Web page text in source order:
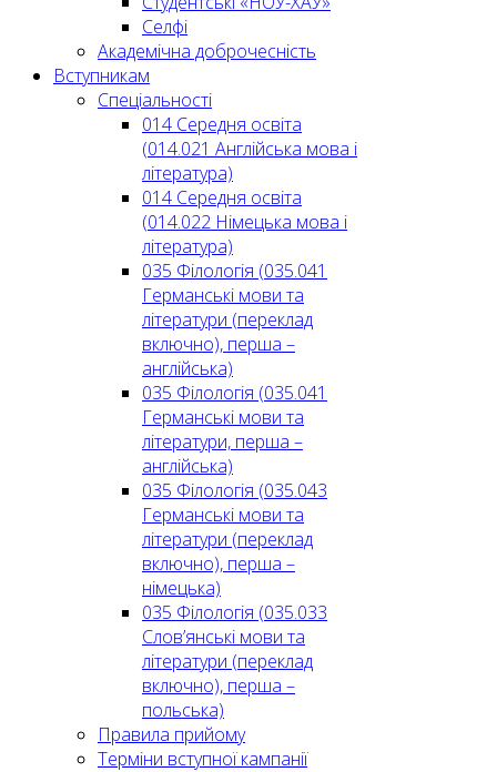
Селфі
Академічна доброчесність
Вступникам
Спеціальності
014 Середня освіта
(014.021 Англійська мова і
література)
014 Середня освіта
(014.022 Німецька мова і
література)
035 Філологія (035.041
Германські мови та
літератури (переклад
включно), перша –
англійська)
035 Філологія (035.041
Германські мови та
літератури, перша –
англійська)
035 Філологія (035.043
Германські мови та
літератури (переклад
включно), перша –
німецька)
035 Філологія (035.033
Слов’янські мови та
літератури (переклад
включно), перша –
польська)
Правила прийому
Терміни вступної кампанії